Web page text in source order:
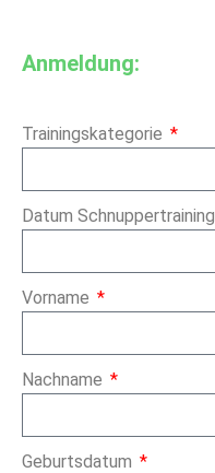
Anmeldung:
Trainingskategorie
Datum Schnuppertraining
Vorname
Nachname
Geburtsdatum